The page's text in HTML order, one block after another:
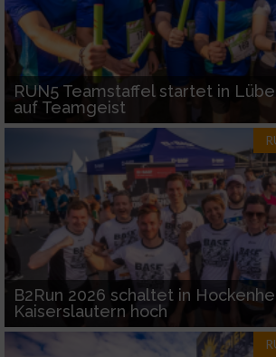
RUN5 Teamstaffel startet in
auf Teamgeist
B2Run 2026 schaltet in
Kaiserslautern hoch